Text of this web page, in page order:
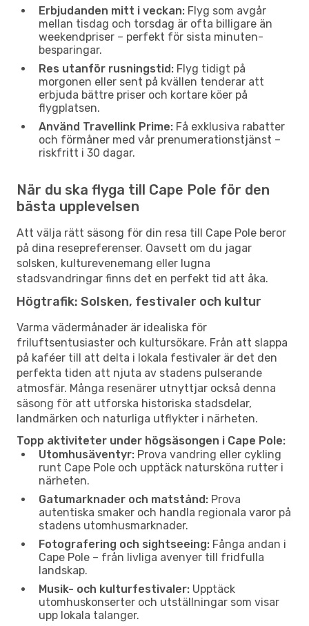
Erbjudanden mitt i veckan: Flyg som avgår
mellan tisdag och torsdag är ofta billigare än
weekendpriser – perfekt för sista minuten-
besparingar.
Res utanför rusningstid: Flyg tidigt på
morgonen eller sent på kvällen tenderar att
erbjuda bättre priser och kortare köer på
flygplatsen.
Använd Travellink Prime: Få exklusiva rabatter
och förmåner med vår prenumerationstjänst –
riskfritt i 30 dagar.
När du ska flyga till Cape Pole för den
bästa upplevelsen
Att välja rätt säsong för din resa till Cape Pole beror
på dina resepreferenser. Oavsett om du jagar
solsken, kulturevenemang eller lugna
stadsvandringar finns det en perfekt tid att åka.
Högtrafik: Solsken, festivaler och kultur
Varma vädermånader är idealiska för
friluftsentusiaster och kultursökare. Från att slappa
på kaféer till att delta i lokala festivaler är det den
perfekta tiden att njuta av stadens pulserande
atmosfär. Många resenärer utnyttjar också denna
säsong för att utforska historiska stadsdelar,
landmärken och naturliga utflykter i närheten.
Topp aktiviteter under högsäsongen i Cape Pole:
Utomhusäventyr: Prova vandring eller cykling
runt Cape Pole och upptäck natursköna rutter i
närheten.
Gatumarknader och matstånd: Prova
autentiska smaker och handla regionala varor på
stadens utomhusmarknader.
Fotografering och sightseeing: Fånga andan i
Cape Pole – från livliga avenyer till fridfulla
landskap.
Musik- och kulturfestivaler: Upptäck
utomhuskonserter och utställningar som visar
upp lokala talanger.